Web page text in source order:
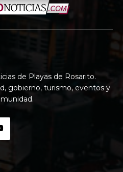
de Playas de Rosarito.
gobierno, turismo, eventos y